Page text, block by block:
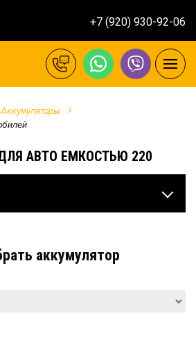
+7 (920) 930-92-06
Аккумуляторы
АВТО ЕМКОСТЬЮ 220
аккумулятор